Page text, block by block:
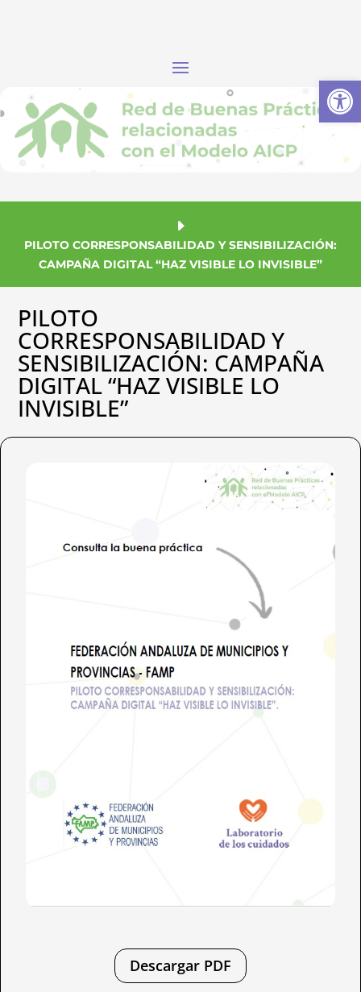
PILOTO CORRESPONSABILIDAD Y SENSIBILIZACIÓN:
CAMPAÑA DIGITAL “HAZ VISIBLE LO INVISIBLE”
PILOTO
CORRESPONSABILIDAD Y
SENSIBILIZACIÓN: CAMPAÑA
DIGITAL “HAZ VISIBLE LO
INVISIBLE”
Descargar PDF